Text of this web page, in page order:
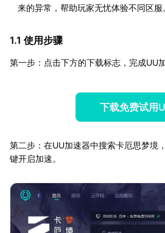
来的异常，帮助玩家无忧体验不同区服
1.1 使用步骤
第一步：点击下方的下载标志，完成UU
下载免费试用
第二步：在UU加速器中搜索卡厄思梦境
键开启加速。